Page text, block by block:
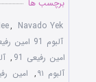
برچسب ها
, Navado Yek
آلبوم 91 امین رفیعی
امین رفیعی 91
,
آلبوم ٩١
, امین